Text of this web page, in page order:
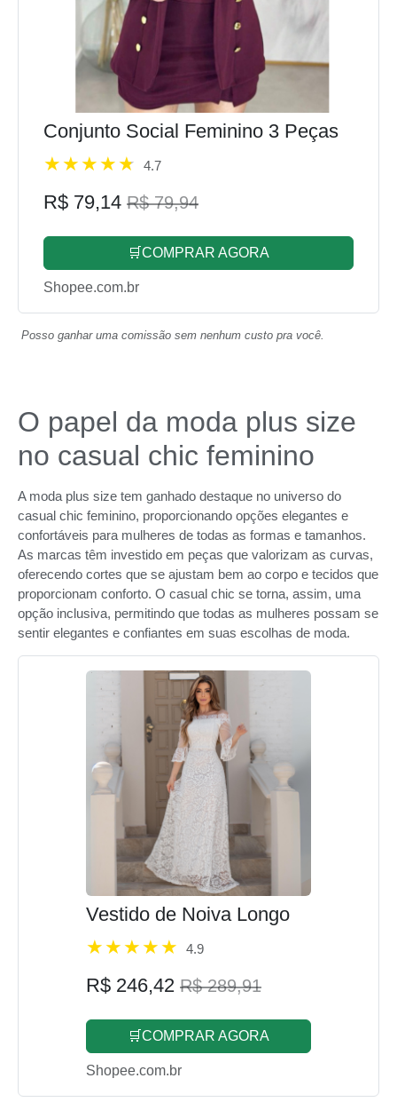
Conjunto Social Feminino 3 Peças
4.7
R$ 79,14 R$ 79,94
🛒COMPRAR AGORA
Shopee.com.br
Posso ganhar uma comissão sem nenhum custo pra você.
O papel da moda plus size
no casual chic feminino
A moda plus size tem ganhado destaque no universo do
casual chic feminino, proporcionando opções elegantes e
confortáveis para mulheres de todas as formas e tamanhos.
As marcas têm investido em peças que valorizam as curvas,
oferecendo cortes que se ajustam bem ao corpo e tecidos que
proporcionam conforto. O casual chic se torna, assim, uma
opção inclusiva, permitindo que todas as mulheres possam se
sentir elegantes e confiantes em suas escolhas de moda.
Vestido de Noiva Longo
4.9
R$ 246,42 R$ 289,91
🛒COMPRAR AGORA
Shopee.com.br